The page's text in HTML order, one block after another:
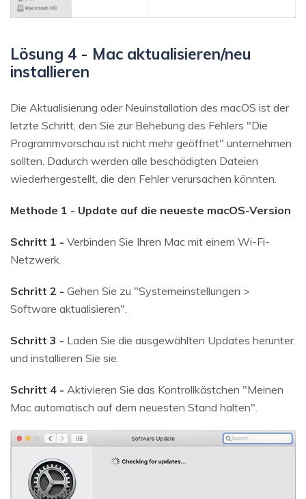
Lösung 4 - Mac aktualisieren/neu
installieren
Die Aktualisierung oder Neuinstallation des macOS ist der
letzte Schritt, den Sie zur Behebung des Fehlers "Die
Programmvorschau ist nicht mehr geöffnet" unternehmen
sollten. Dadurch werden alle beschädigten Dateien
wiederhergestellt, die den Fehler verursachen könnten.
Methode 1 - Update auf die neueste macOS-Version
Schritt 1 - Verbinden Sie Ihren Mac mit einem Wi-Fi-
Netzwerk.
Schritt 2 - Gehen Sie zu "Systemeinstellungen >
Software aktualisieren".
Schritt 3 - Laden Sie die ausgewählten Updates herunter
und installieren Sie sie.
Schritt 4 - Aktivieren Sie das Kontrollkästchen "Meinen
Mac automatisch auf dem neuesten Stand halten".